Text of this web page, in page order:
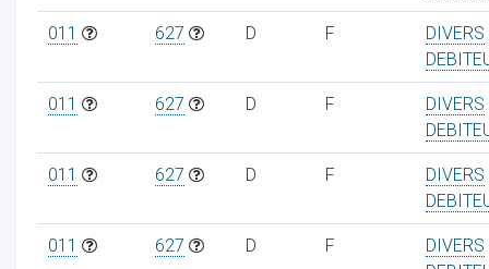
011 627 D F
DIVERS
011 627 D F
DIVERS
011 627 D F
DIVERS
011 627 D F
DIVERS